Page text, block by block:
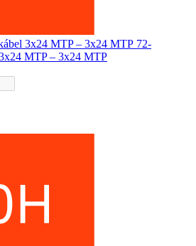
72-
MTP – 3x24 MTP